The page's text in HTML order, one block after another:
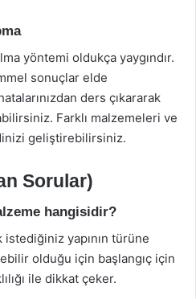
yöntemi oldukça yaygındır.
sonuçlar elde
ders çıkararak
Farklı malzemeleri ve
geliştirebilirsiniz.
Sorular)
hangisidir?
yapının türüne
olduğu için başlangıç için
ile dikkat çeker.